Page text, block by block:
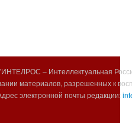
– Интеллектуальная
материалов, разрешенных к
электронной почты редакции: